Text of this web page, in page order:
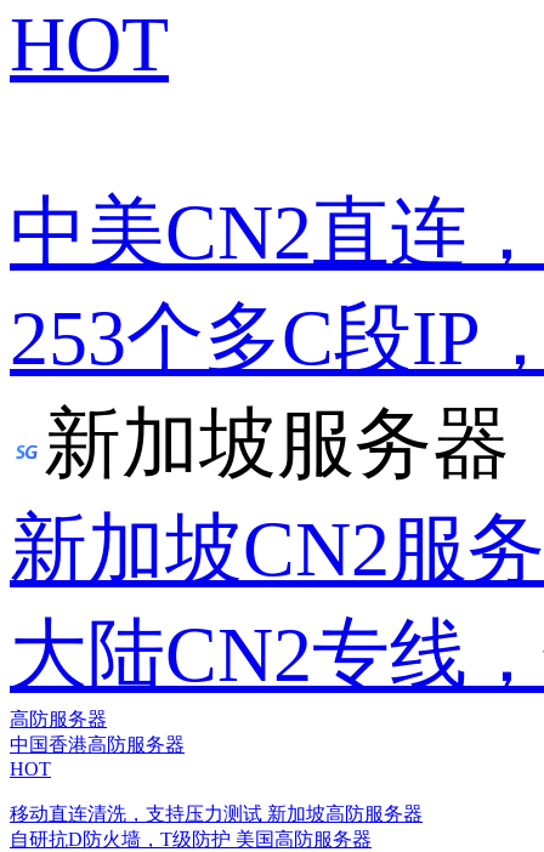
HOT
中美CN2直连
253个多C段IP
新加坡服务器
新加坡CN2服
大陆CN2专线
高防服务器
中国香港高防服务器
HOT
移动直连清洗，支持压力测试 新加坡高防服务器
自研抗D防火墙，T级防护 美国高防服务器